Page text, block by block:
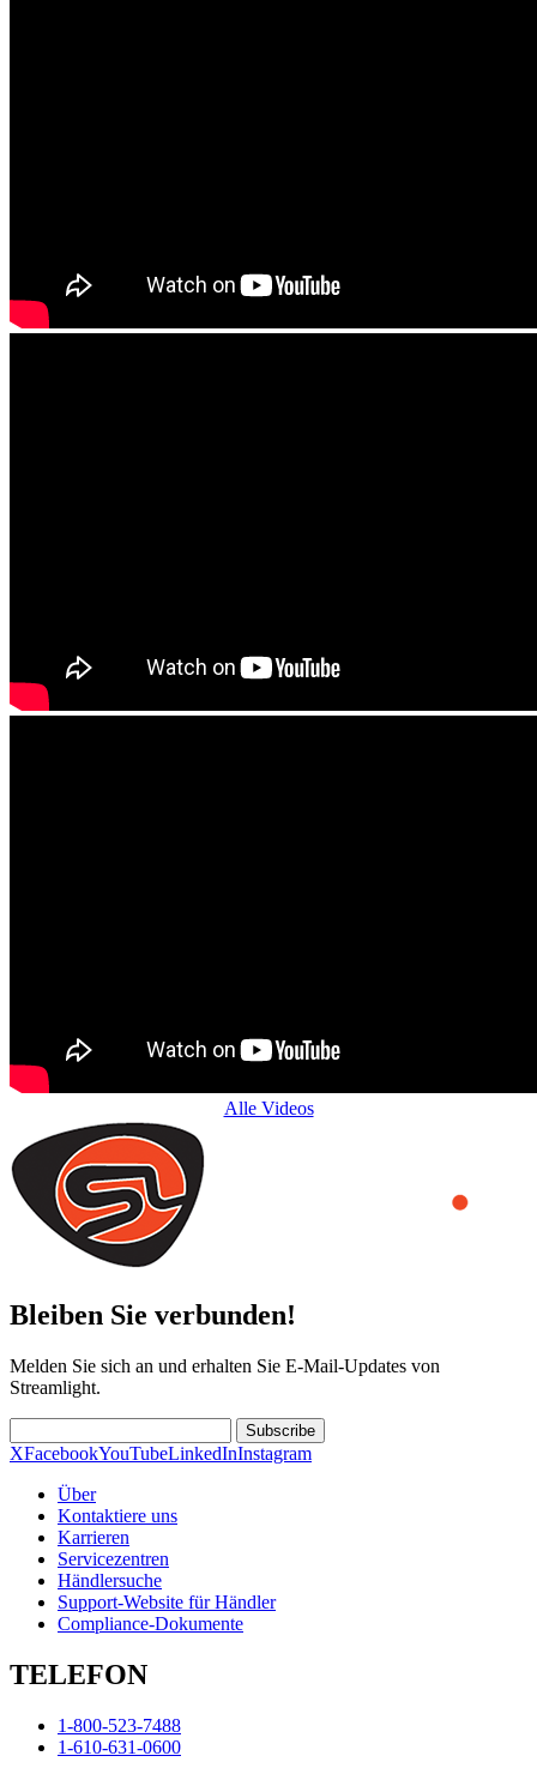
Alle Videos
Bleiben Sie verbunden!
Melden Sie sich an und erhalten Sie E-Mail-Updates von
Streamlight.
Subscribe
XFacebookYouTubeLinkedInInstagram
Über
Kontaktiere uns
Karrieren
Servicezentren
Händlersuche
Support-Website für Händler
Compliance-Dokumente
TELEFON
1-800-523-7488
1-610-631-0600